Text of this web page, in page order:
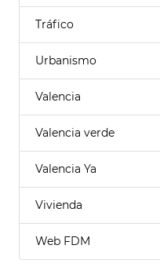
Tráfico
Urbanismo
Valencia
Valencia verde
Valencia Ya
Vivienda
Web FDM